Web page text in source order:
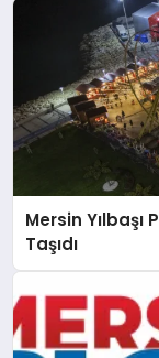
Mersin Yılbaşı
Taşıdı